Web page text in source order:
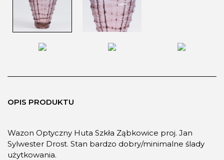
OPIS PRODUKTU
Wazon Optyczny Huta Szkła Ząbkowice proj. Jan
Sylwester Drost. Stan bardzo dobry/minimalne ślady
użytkowania.